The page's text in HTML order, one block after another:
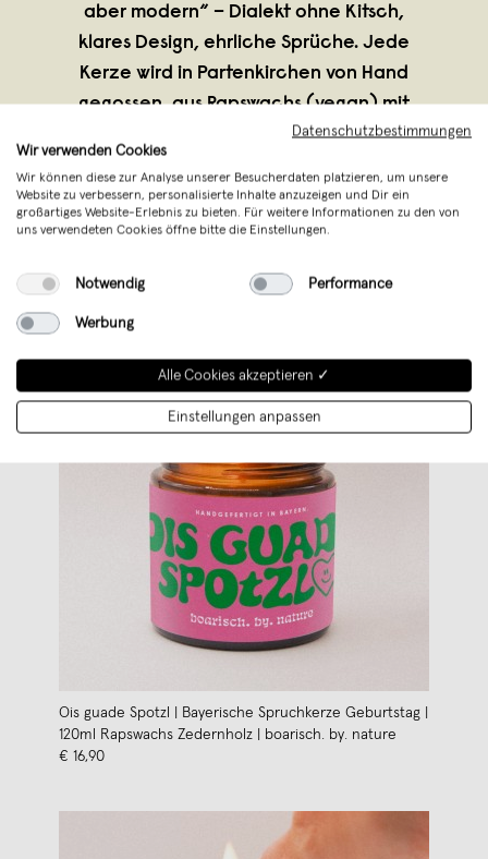
aber modern“ – Dialekt ohne Kitsch,
klares Design, ehrliche Sprüche. Jede
Kerze wird in Partenkirchen von Hand
gegossen, aus Rapswachs (vegan) mit
ruhigem, sauberem Abbrand und im
Weiterlesen
Ois guade Spotzl | Bayerische Spruchkerze Geburtstag |
120ml Rapswachs Zedernholz | boarisch. by. nature
€ 16,90
Datenschutzbestimmungen
Wir verwenden Cookies
Wir können diese zur Analyse unserer Besucherdaten platzieren, um unsere
Website zu verbessern, personalisierte Inhalte anzuzeigen und Dir ein
großartiges Website-Erlebnis zu bieten. Für weitere Informationen zu den von
uns verwendeten Cookies öffne bitte die Einstellungen.
Notwendig Performance
Werbung
Alle Cookies akzeptieren ✓
Einstellungen anpassen